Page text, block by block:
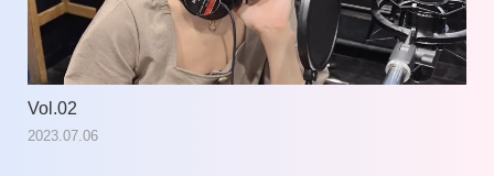
Vol.02
2023.07.06